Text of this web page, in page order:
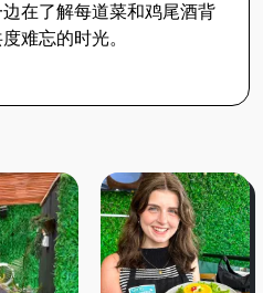
在了解每道菜和鸡尾酒背
难忘的时光。